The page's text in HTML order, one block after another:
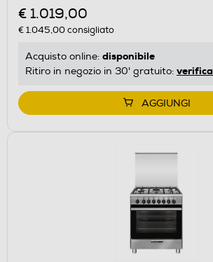
€ 1.019,00
€ 1.045,00consigliato
Acquisto online: disponibile
Ritiro in negozio in 30' gratuito: verifica
AGGIUNGI